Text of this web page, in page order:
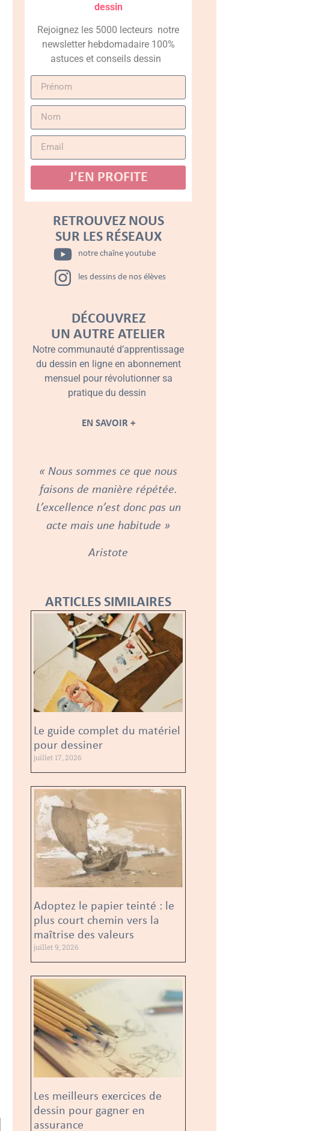
dessin
Rejoignez les 5000 lecteurs notre
newsletter hebdomadaire 100%
astuces et conseils dessin
J'EN PROFITE
RETROUVEZ NOUS
SUR LES RÉSEAUX
notre chaîne youtube
les dessins de nos élèves
DÉCOUVREZ
UN AUTRE ATELIER
Notre communauté d’apprentissage
du dessin en ligne en abonnement
mensuel pour révolutionner sa
pratique du dessin
EN SAVOIR +
« Nous sommes ce que nous
faisons de manière répétée.
L’excellence n’est donc pas un
acte mais une habitude »
Aristote
ARTICLES SIMILAIRES
Le guide complet du matériel
pour dessiner
juillet 17, 2026
Adoptez le papier teinté : le
plus court chemin vers la
maîtrise des valeurs
juillet 9, 2026
Les meilleurs exercices de
dessin pour gagner en
assurance